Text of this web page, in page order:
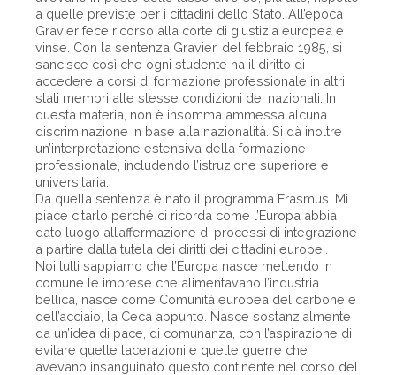
a quelle previste per i cittadini dello Stato. All’epoca
Gravier fece ricorso alla corte di giustizia europea e
vinse. Con la sentenza Gravier, del febbraio 1985, si
sancisce così che ogni studente ha il diritto di
accedere a corsi di formazione professionale in altri
stati membri alle stesse condizioni dei nazionali. In
questa materia, non è insomma ammessa alcuna
discriminazione in base alla nazionalità. Si dà inoltre
un’interpretazione estensiva della formazione
professionale, includendo l’istruzione superiore e
universitaria.
Da quella sentenza è nato il programma Erasmus. Mi
piace citarlo perché ci ricorda come l’Europa abbia
dato luogo all’affermazione di processi di integrazione
a partire dalla tutela dei diritti dei cittadini europei.
Noi tutti sappiamo che l’Europa nasce mettendo in
comune le imprese che alimentavano l’industria
bellica, nasce come Comunità europea del carbone e
dell’acciaio, la Ceca appunto. Nasce sostanzialmente
da un’idea di pace, di comunanza, con l’aspirazione di
evitare quelle lacerazioni e quelle guerre che
avevano insanguinato questo continente nel corso del